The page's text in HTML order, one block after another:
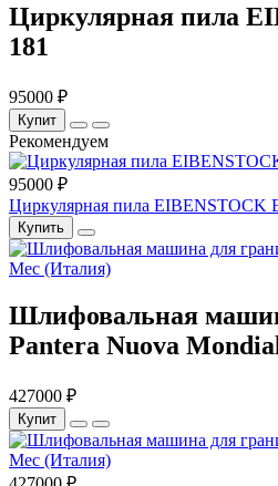
Циркулярная пила
181
95000 ₽
Купит
Рекомендуем
95000 ₽
Циркулярная пила EIBENSTOCK
Купить
Шлифовальная
Pantera Nuova
427000 ₽
Купит